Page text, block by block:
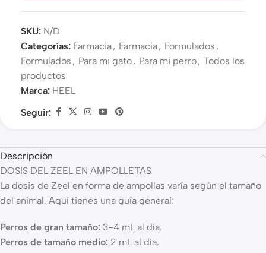
SKU: N/D
Categorías: Farmacia, Farmacia, Formulados ,
Formulados , Para mi gato, Para mi perro, Todos los
productos
Marca: HEEL
Seguir:
Descripción
DOSIS DEL ZEEL EN AMPOLLETAS
La dosis de Zeel en forma de ampollas varía según el tamaño
del animal. Aquí tienes una guía general:
Perros de gran tamaño: 3-4 mL al día.
Perros de tamaño medio: 2 mL al día.